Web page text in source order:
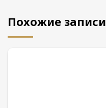
Похожие записи